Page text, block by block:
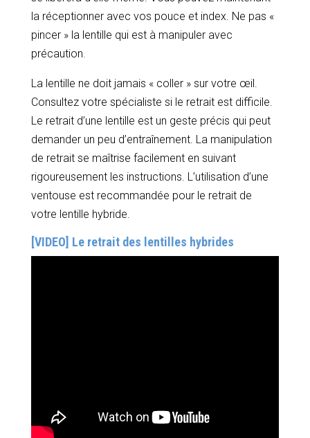
la réceptionner avec vos pouce et index. Ne pas «
pincer » la lentille qui est à manipuler avec
précaution.
La lentille ne doit jamais « coller » sur votre œil.
Consultez votre spécialiste si le retrait est difficile.
Le retrait d’une lentille est un geste précis qui peut
demander un peu d’entraînement. La manipulation
de retrait se maîtrise facilement en suivant
rigoureusement les instructions. L’utilisation d’une
ventouse est recommandée pour le retrait de
votre lentille hybride.
[VIDEO] Le retrait des lentilles hybrides